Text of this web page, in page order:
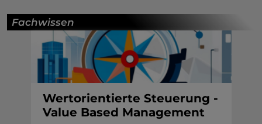
Fachwissen
Wertorientierte Steuerung -
Value Based Management